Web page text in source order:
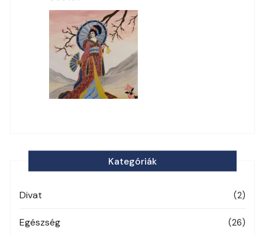
Kategóriák
Divat (2)
Egészség (26)